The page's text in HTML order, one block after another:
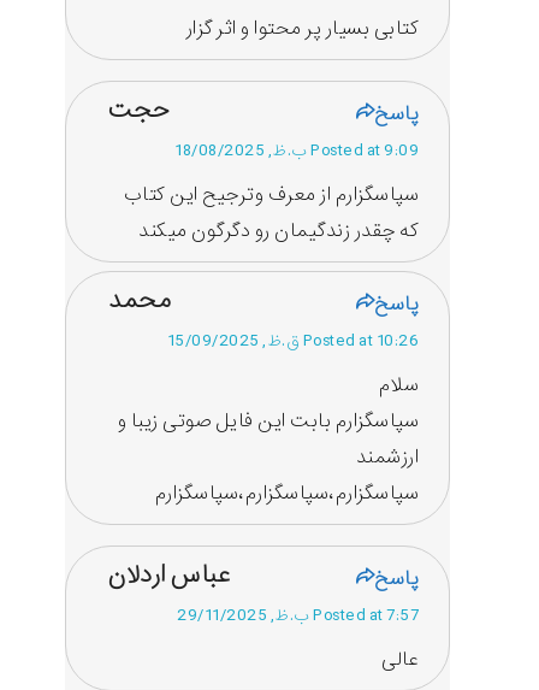
کتابی بسیار پر محتوا و اثر گزار
حجت پاسخ
Posted at 9:09 ب.ظ, 18/08/2025
سپاسگزارم از معرف وترجیح این کتاب
که چقدر زندگیمان رو دگرگون میکند
محمد پاسخ
Posted at 10:26 ق.ظ, 15/09/2025
سلام
سپاسگزارم بابت این فایل صوتی زیبا و
ارزشمند
سپاسگزارم،سپاسگزارم،سپاسگزارم
عباس اردلان پاسخ
Posted at 7:57 ب.ظ, 29/11/2025
عالی